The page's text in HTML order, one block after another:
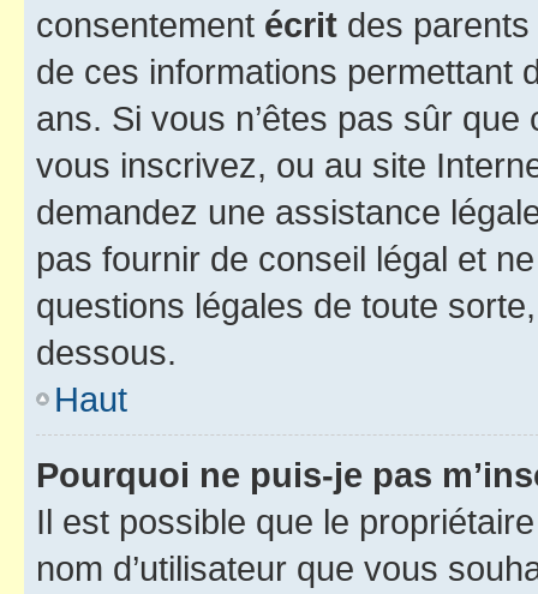
consentement écrit des parents
de ces informations permettant
ans. Si vous n’êtes pas sûr
vous inscrivez, ou au site
demandez une assistance
pas fournir de conseil légal et
questions légales de toute
dessous.
Haut
Pourquoi ne puis-je pas
Il est possible que le
nom d’utilisateur que vous